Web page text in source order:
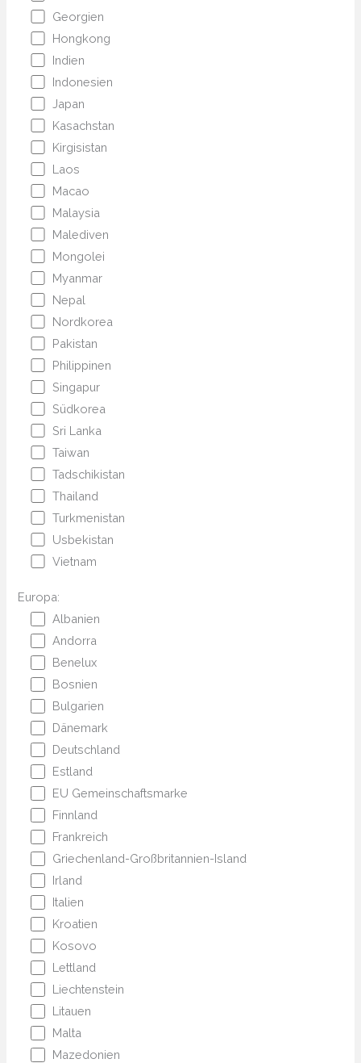
Georgien
Hongkong
Indien
Indonesien
Japan
Kasachstan
Kirgisistan
Laos
Macao
Malaysia
Malediven
Mongolei
Myanmar
Nepal
Nordkorea
Pakistan
Philippinen
Singapur
Südkorea
Sri Lanka
Taiwan
Tadschikistan
Thailand
Turkmenistan
Usbekistan
Vietnam
Europa:
Albanien
Andorra
Benelux
Bosnien
Bulgarien
Dänemark
Deutschland
Estland
EU Gemeinschaftsmarke
Finnland
Frankreich
Griechenland-Großbritannien-Island
Irland
Italien
Kroatien
Kosovo
Lettland
Liechtenstein
Litauen
Malta
Mazedonien